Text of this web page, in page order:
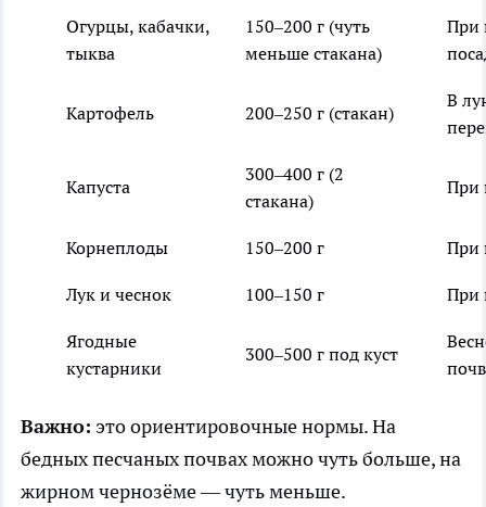
Огурцы, кабачки,
тыква
150–200 г (чуть
меньше стакана)
При
Картофель 200–250 г (стакан)
В
Капуста
300–400 г (2
стакана)
При
Корнеплоды 150–200 г При
Лук и чеснок 100–150 г При
Ягодные
кустарники
300–500 г под куст
Важно: это ориентировочные нормы. На
бедных песчаных почвах можно чуть больше, на
жирном чернозёме — чуть меньше.